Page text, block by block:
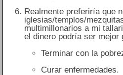
Realmente preferiría que
iglesias/templos/
multimillonarios a mi
el dinero podría ser mejor
Terminar con la
Curar enfermedades.